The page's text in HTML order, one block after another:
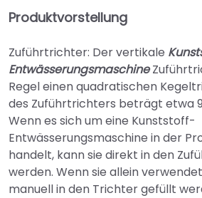
Produktvorstellung
Zuführtrichter: Der vertikale
Entwässerungsmaschine
Regel einen quadratischen
des Zuführtrichters beträgt etwa
Wenn es sich um eine Kunststoff-
Entwässerungsmaschine in der
handelt, kann sie direkt in den
werden. Wenn sie allein
manuell in den Trichter gefüllt